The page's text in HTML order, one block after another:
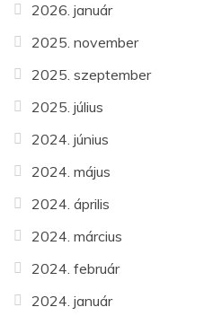
2026. január
2025. november
2025. szeptember
2025. július
2024. június
2024. május
2024. április
2024. március
2024. február
2024. január